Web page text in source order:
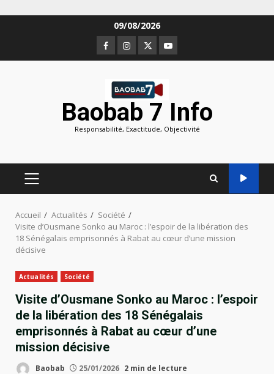
09/08/2026
Facebook
Instagram
TwitterYoutube
Baobab 7 Info
Responsabilité, Exactitude, Objectivité
MENU
PRINCIPAL
Accueil Actualités
Société
Visite d’Ousmane Sonko au Maroc : l’espoir de la libération des
18 Sénégalais emprisonnés à Rabat au cœur d’une mission
décisive
Actualités Société
Visite d’Ousmane Sonko au Maroc : l’espoir
de la libération des 18 Sénégalais
emprisonnés à Rabat au cœur d’une
mission décisive
Baobab 25/01/2026 2 min de lecture